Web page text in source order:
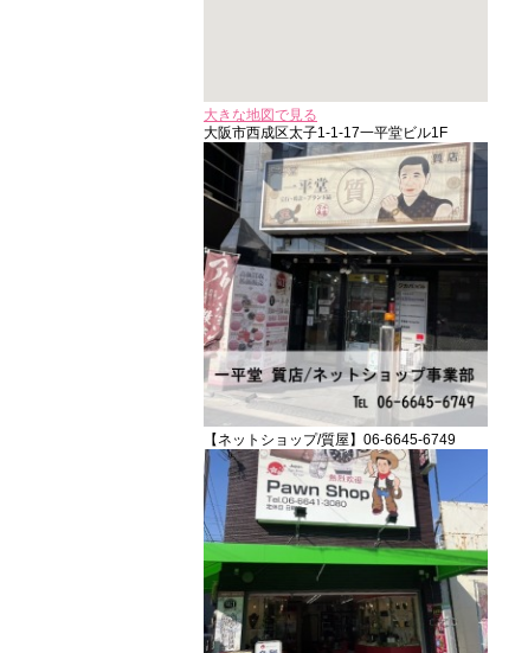
大きな地図で見る
大阪市西成区太子1-1-17一平堂ビル1F
【ネットショップ/質屋】06-6645-6749